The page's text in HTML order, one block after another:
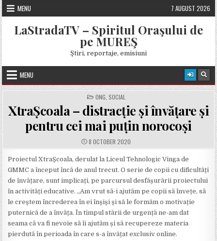
Skip
to
content
MENU 7 AUGUST 2026
LaStradaTV – Spiritul Oraşului de
pe MUREŞ
Ştiri, reportaje, emisiuni
MENU
POSTED
IN
ONG SOCIAL
XtraȘcoala – distracție și învățare și
pentru cei mai puțin norocoși
PUBLISHED
DATE:
8 OCTOBER 2020
Proiectul XtraȘcoala, derulat la Liceul Tehnologic Vinga de
GMMC a început încă de anul trecut. O serie de copii cu dificultăți
de învățare, sunt implicați, pe parcursul desfășurării proiectului
în activități educative. „Am vrut să-i ajutăm pe copii să învețe, să
le creștem încrederea în ei înșiși și să le formăm o motivație
puternică de a învăța. În timpul stării de urgență ne-am dat
seama că va fi nevoie să îi ajutăm și să recupereze materia
pierdută în perioada în care s-a învățat exclusiv online.